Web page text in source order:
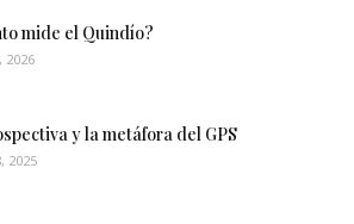
mide el Quindío?
2026
y la metáfora del GPS
2025